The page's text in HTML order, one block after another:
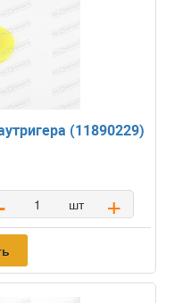
(11890229)
шт +